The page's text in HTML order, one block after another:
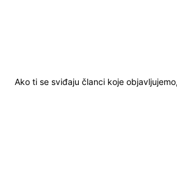
Ako ti se sviđaju članci koje